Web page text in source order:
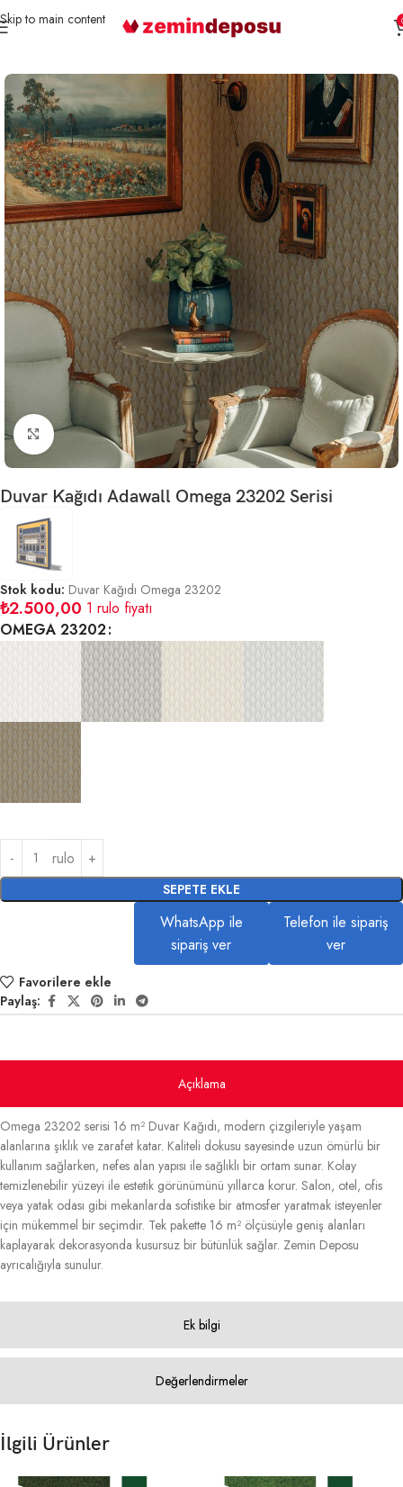
Skip to main content
Büyütmek için tıklayın
Duvar Kağıdı Adawall Omega 23202 Serisi
Stok kodu: Duvar Kağıdı Omega 23202
₺2.500,00 1 rulo fiyatı
OMEGA 23202
rulo
SEPETE EKLE
WhatsApp ile
sipariş ver
Telefon ile sipariş
ver
Favorilere ekle
Paylaş:
Açıklama
Ek bilgi
Değerlendirmeler
Omega 23202 serisi 16 m² Duvar Kağıdı, modern çizgileriyle yaşam
alanlarına şıklık ve zarafet katar. Kaliteli dokusu sayesinde uzun ömürlü bir
kullanım sağlarken, nefes alan yapısı ile sağlıklı bir ortam sunar. Kolay
temizlenebilir yüzeyi ile estetik görünümünü yıllarca korur. Salon, otel, ofis
veya yatak odası gibi mekanlarda sofistike bir atmosfer yaratmak isteyenler
için mükemmel bir seçimdir. Tek pakette 16 m² ölçüsüyle geniş alanları
kaplayarak dekorasyonda kusursuz bir bütünlük sağlar. Zemin Deposu
ayrıcalığıyla sunulur.
İlgili Ürünler